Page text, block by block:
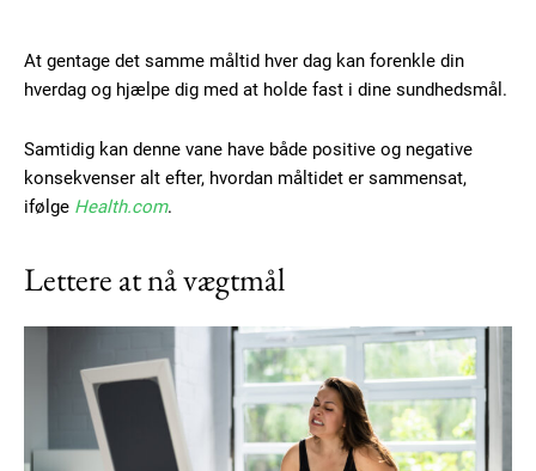
At gentage det samme måltid hver dag kan forenkle din
hverdag og hjælpe dig med at holde fast i dine sundhedsmål.
Samtidig kan denne vane have både positive og negative
konsekvenser alt efter, hvordan måltidet er sammensat,
ifølge Health.com.
Lettere at nå vægtmål